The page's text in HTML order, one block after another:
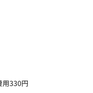
用330円